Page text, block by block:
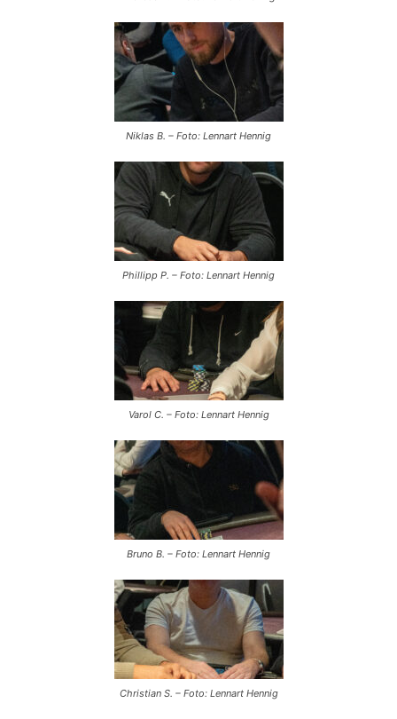
Niklas B. – Foto: Lennart Hennig
Phillipp P. – Foto: Lennart Hennig
Varol C. – Foto: Lennart Hennig
Bruno B. – Foto: Lennart Hennig
Christian S. – Foto: Lennart Hennig